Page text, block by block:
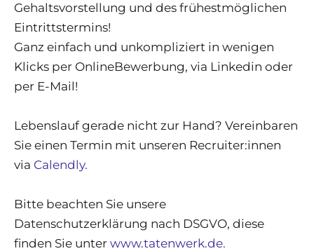
Gehaltsvorstellung und des frühestmöglichen
Eintrittstermins!
Ganz einfach und unkompliziert in wenigen
Klicks per OnlineBewerbung, via Linkedin oder
per E-Mail!
Lebenslauf gerade nicht zur Hand? Vereinbaren
Sie einen Termin mit unseren Recruiter:innen
via Calendly.
Bitte beachten Sie unsere
Datenschutzerklärung nach DSGVO, diese
finden Sie unter www.tatenwerk.de.